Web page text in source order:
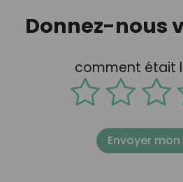
Donnez-nous
comment était
Envoyer